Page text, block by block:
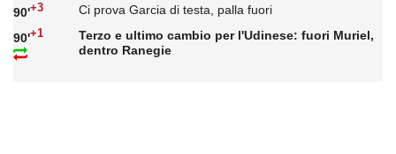
90'+3 Ci prova Garcia di testa, palla fuori
90'+1
Terzo e ultimo cambio per l'Udinese: fuori Muriel,
dentro Ranegie